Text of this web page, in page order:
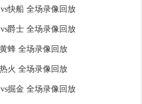
快船 全场录像回放
爵士 全场录像回放
蜂 全场录像回放
火 全场录像回放
掘金 全场录像回放